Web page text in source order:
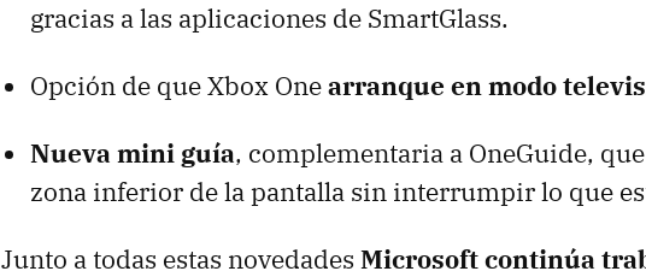
gracias a las aplicaciones de SmartGlass.
Opción de que Xbox Onearranque en modo
Nueva mini guía, complementaria a OneGuide,
zona inferior de la pantalla sin interrumpir lo que
Junto a todas estas novedades Microsoft continúa